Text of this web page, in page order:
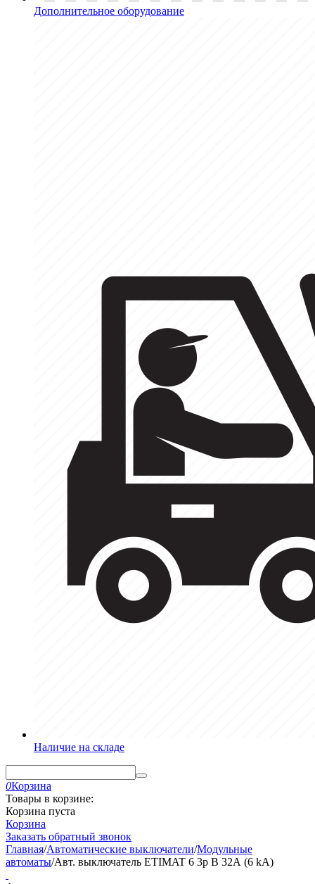
Дополнительное оборудование
Наличие на складе
0Корзина
Товары в корзине:
Корзина пуста
Корзина
Заказать обратный звонок
Главная/Автоматические выключатели/Модульные
автоматы/Авт. выключатель ETIMAT 6 3p B 32А (6 kA)